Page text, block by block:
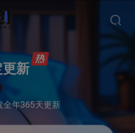
新
全年365天更新